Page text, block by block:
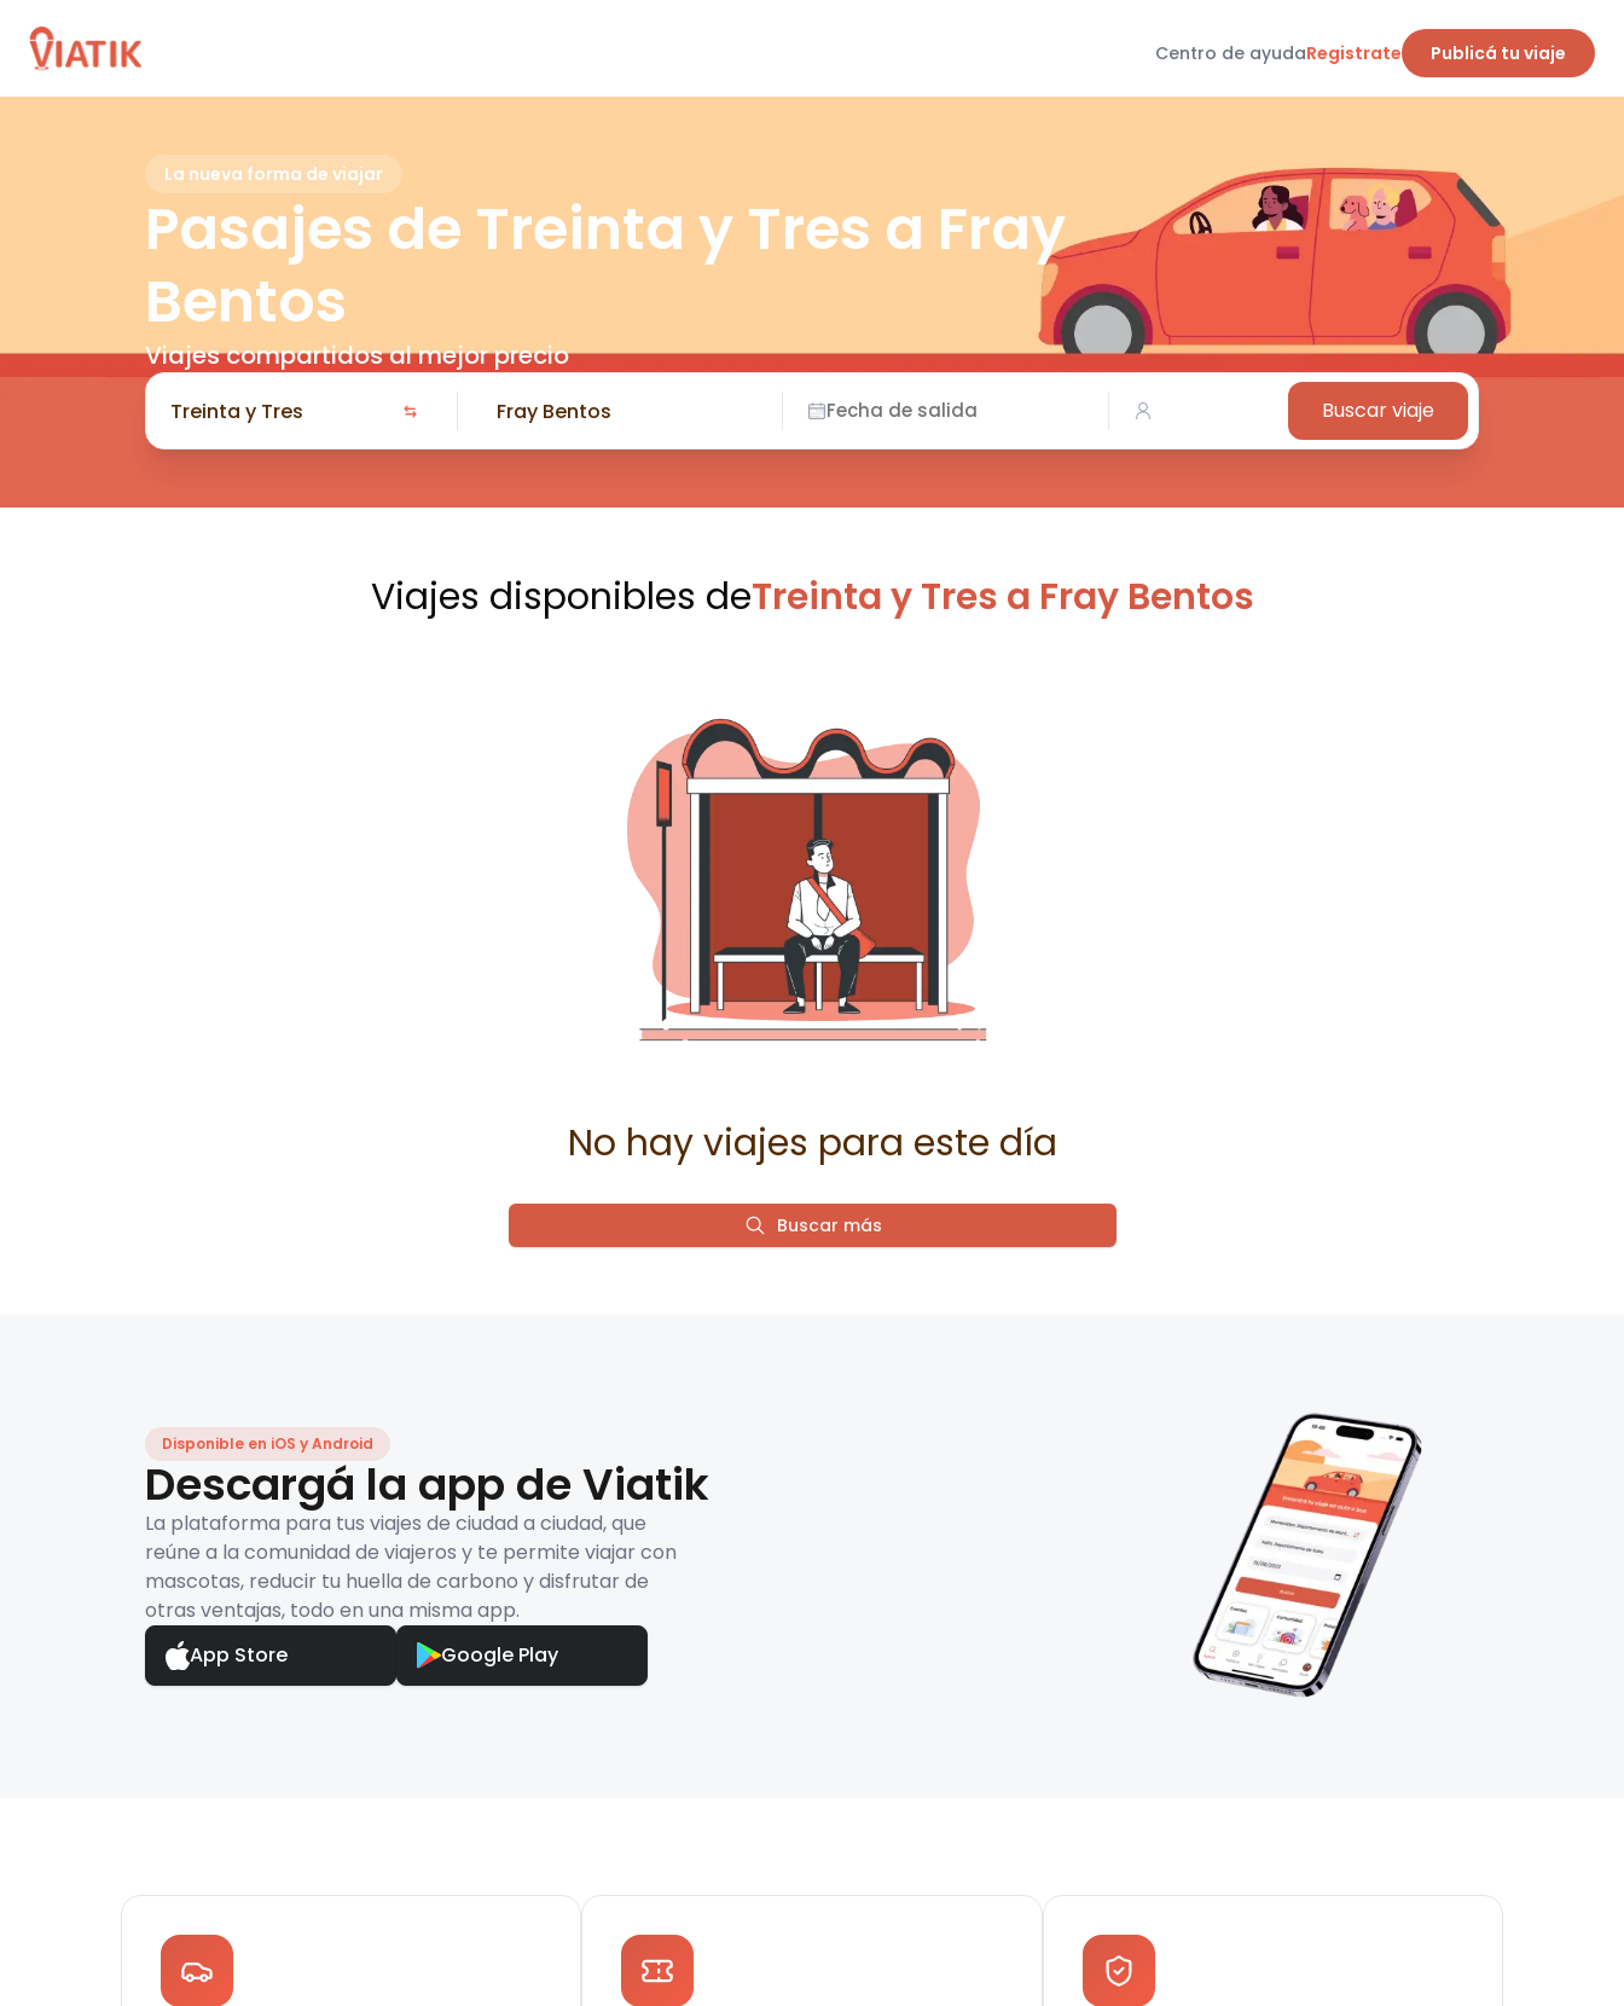
Centro de ayudaRegistrate Publicá tu viaje
La nueva forma de viajar
Pasajes de Treinta y Tres a Fray
Bentos
Viajes compartidos al mejor precio
Fecha de salida Buscar viaje
Viajes disponibles deTreinta y Tres a Fray Bentos
No hay viajes para este día
Buscar más
Disponible en iOS y Android
Descargá la app de Viatik
La plataforma para tus viajes de ciudad a ciudad, que
reúne a la comunidad de viajeros y te permite viajar con
mascotas, reducir tu huella de carbono y disfrutar de
otras ventajas, todo en una misma app.
App Store
Google Play